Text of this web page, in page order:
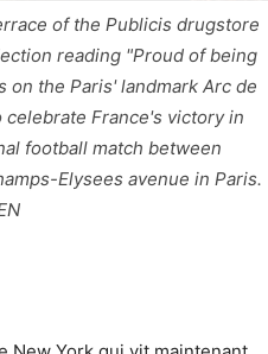
of the Publicis drugstore
reading "Proud of being
the Paris' landmark Arc de
France's victory in
football match between
Elysees avenue in Paris.